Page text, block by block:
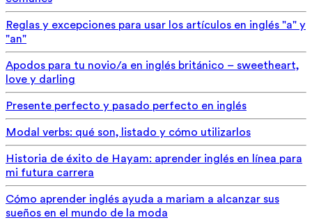
Reglas y excepciones para usar los artículos en inglés "a" y
"an"
Apodos para tu novio/a en inglés británico – sweetheart,
love y darling
Presente perfecto y pasado perfecto en inglés
Modal verbs: qué son, listado y cómo utilizarlos
Historia de éxito de Hayam: aprender inglés en línea para
mi futura carrera
Cómo aprender inglés ayuda a mariam a alcanzar sus
sueños en el mundo de la moda